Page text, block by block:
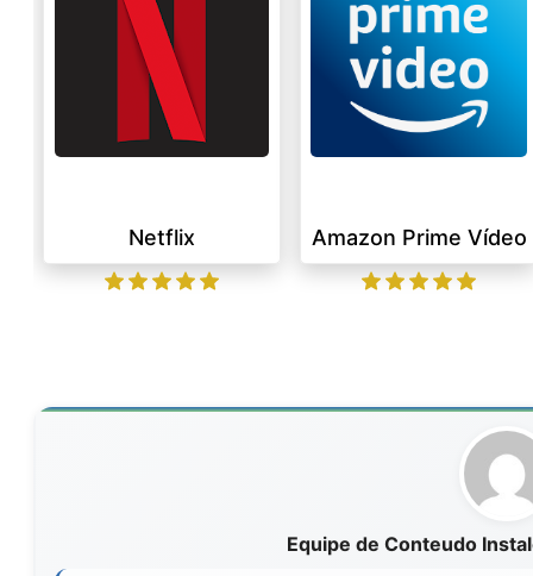
Netflix Amazon Prime Vídeo
Equipe de Conteudo